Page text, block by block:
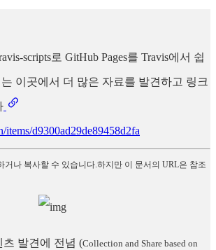
scripts로 GitHub Pages를 Travis에서 쉽
이곳에서 더 많은 자료를 발견하고 링크
items/d9300ad29de89458d2fa
거나 복사할 수 있습니다.하지만 이 문서의 URL은 참조
발견에 전념 (Collection and Share based on